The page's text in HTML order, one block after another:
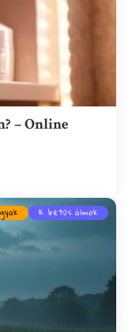
– Online
K betűs álmok